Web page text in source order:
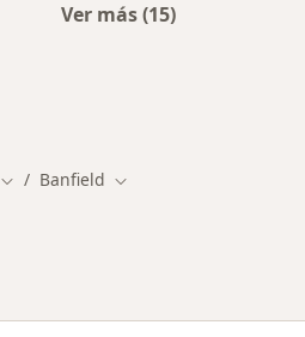
Ver más (15)
Cambiar de ciudad
Banfield Cambiar de ciudad